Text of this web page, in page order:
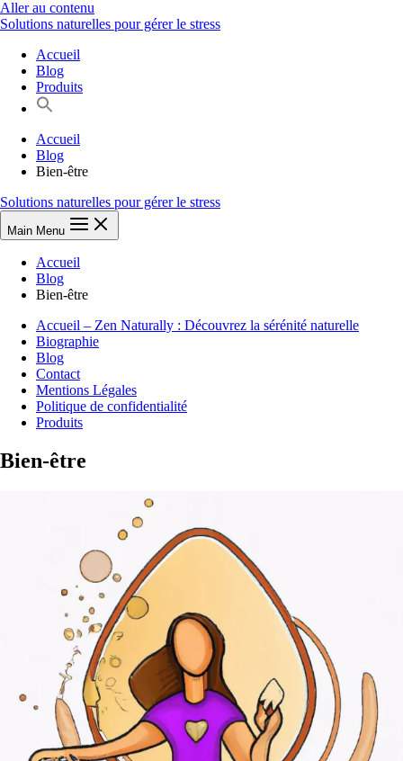
Aller au contenu
Solutions naturelles pour gérer le stress
Accueil
Blog
Produits
Accueil
Blog
Bien-être
Solutions naturelles pour gérer le stress
Main Menu
Accueil
Blog
Bien-être
Accueil – Zen Naturally : Découvrez la sérénité naturelle
Biographie
Blog
Contact
Mentions Légales
Politique de confidentialité
Produits
Bien-être